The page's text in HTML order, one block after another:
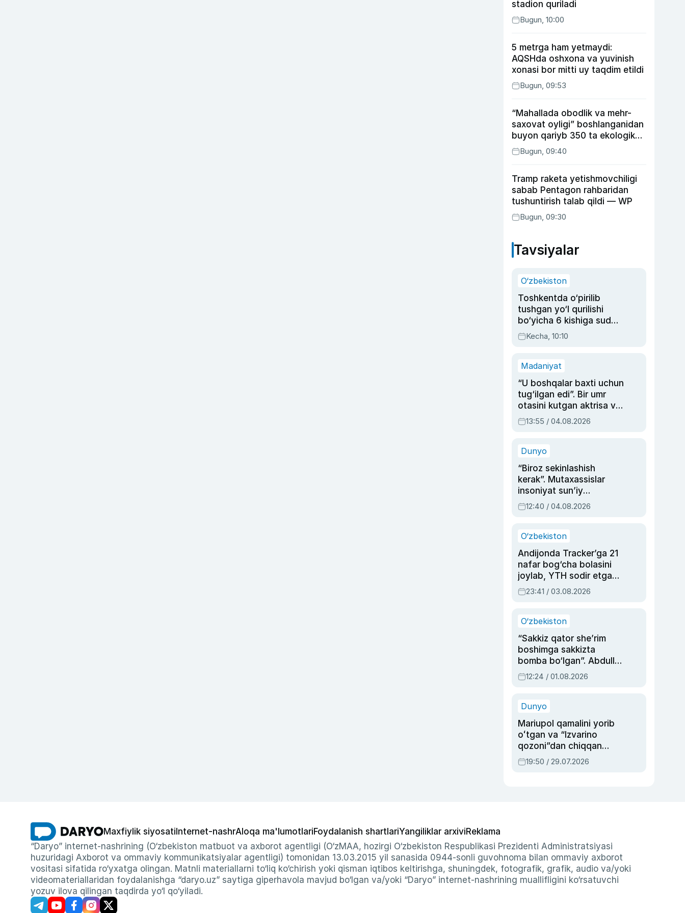
stadion quriladi
Bugun, 10:00
5 metrga ham yetmaydi:
AQSHda oshxona va yuvinish
xonasi bor mitti uy taqdim etildi
Bugun, 09:53
“Mahallada obodlik va mehr-
saxovat oyligi” boshlanganidan
buyon qariyb 350 ta ekologik
huquqbuzarlik aniqlandi
Bugun, 09:40
Tramp raketa yetishmovchiligi
sabab Pentagon rahbaridan
tushuntirish talab qildi — WP
Bugun, 09:30
Tavsiyalar
O‘zbekiston
Toshkentda o‘pirilib
tushgan yo‘l qurilishi
bo‘yicha 6 kishiga sud
hukmi o‘qildi
Kecha, 10:10
Madaniyat
“U boshqalar baxti uchun
tug‘ilgan edi”. Bir umr
otasini kutgan aktrisa va
dublyaj ustasi Rimma
Ahmedovaning
13:55 / 04.08.2026
Dunyo
“Biroz sekinlashish
kerak”. Mutaxassislar
insoniyat sun’iy
intellektni boshqara
olmay qolishidan xavotir
12:40 / 04.08.2026
O‘zbekiston
Andijonda Tracker’ga 21
nafar bog‘cha bolasini
joylab, YTH sodir etgan
ayolga sud hukmi o‘qildi
23:41 / 03.08.2026
O‘zbekiston
“Sakkiz qator she’rim
boshimga sakkizta
bomba bo‘lgan”. Abdulla
Oripovni siyosiy
ayblovlardan asrab
12:24 / 01.08.2026
Dunyo
Mariupol qamalini yorib
oʻtgan va “Izvarino
qozoni”dan chiqqan
qahramon — Ukraina
armiyasi bosh
19:50 / 29.07.2026
Maxfiylik siyosati Internet-nashrAloqa ma'lumotlariFoydalanish shartlariYangiliklar arxiviReklama
“Daryo” internet-nashrining (O‘zbekiston matbuot va axborot agentligi (O‘zMAA, hozirgi O‘zbekiston Respublikasi Prezidenti Administratsiyasi
huzuridagi Axborot va ommaviy kommunikatsiyalar agentligi) tomonidan 13.03.2015 yil sanasida 0944-sonli guvohnoma bilan ommaviy axborot
vositasi sifatida ro‘yxatga olingan. Matnli materiallarni to‘liq ko‘chirish yoki qisman iqtibos keltirishga, shuningdek, fotografik, grafik, audio va/yoki
videomateriallaridan foydalanishga “daryo.uz” saytiga giperhavola mavjud bo‘lgan va/yoki “Daryo” internet-nashrining muallifligini ko‘rsatuvchi
yozuv ilova qilingan taqdirda yo‘l qo‘yiladi.